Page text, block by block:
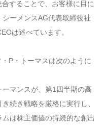
することで、お客様に目に
ーメンスAG代表取締役社
は述べています。
P・トーマスは次のように
ーマンスが、第1四半期の高
続き戦略を厳格に実行し、
は株主価値の持続的な創出